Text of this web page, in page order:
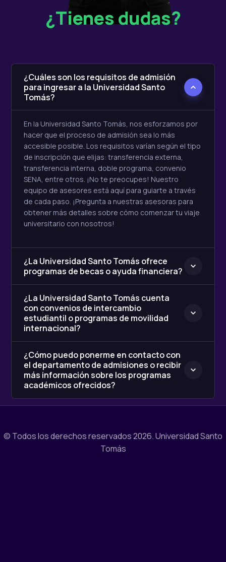
¿Tienes dudas?
¿Cuáles son los requisitos de admisión
para ingresar a la Universidad Santo
Tomás?
En la Universidad Santo Tomás, nos esforzamos por
hacer que el proceso de admisión sea lo más
accesible posible. Los requisitos varían según el tipo
de inscripción que elijas: transferencia externa,
transferencia interna, doble programa, convenio
SENA, entre otros. ¡No te preocupes! Nuestro
equipo de asesores está aquí para guiarte a través
de cada paso. ¡Pregunta a nuestras asesoras para
obtener más detalles sobre cómo comenzar tu viaje
universitario con nosotros!
¿La Universidad Santo Tomás ofrece
programas de becas o ayuda financiera?
¿La Universidad Santo Tomás cuenta
con convenios de intercambio
estudiantil o programas de movilidad
internacional?
¿Cómo puedo ponerme en contacto con
el departamento de admisiones o recibir
más información sobre los programas
académicos ofrecidos?
© Todos los derechos reservados 2026.Universidad Santo
Tomás